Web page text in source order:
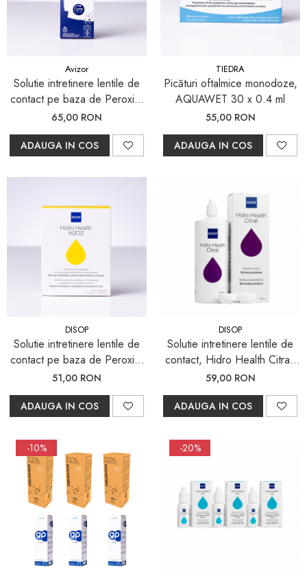
Avizor
Solutie intretinere lentile de
contact pe baza de Peroxid,
Everclean Plus, 225 ml +30
tablete deproteinizare
65,00 RON
ADAUGA IN COS
TIEDRA
Picături oftalmice monodoze,
AQUAWET 30 x 0.4 ml
55,00 RON
ADAUGA IN COS
DISOP
Solutie intretinere lentile de
contact pe baza de Peroxid,
Hidro Health H2O2, 60 ml
51,00 RON
ADAUGA IN COS
DISOP
Solutie intretinere lentile de
contact, Hidro Health Citrat,
360 ml
59,00 RON
ADAUGA IN COS
-10% -20%